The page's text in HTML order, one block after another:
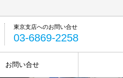
03-6869-2258
お問い合せ